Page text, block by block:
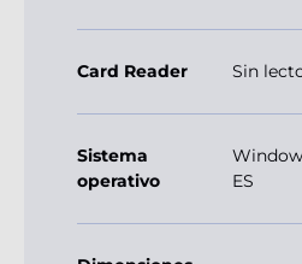
Card Reader Sin
Sistema
operativo
ES